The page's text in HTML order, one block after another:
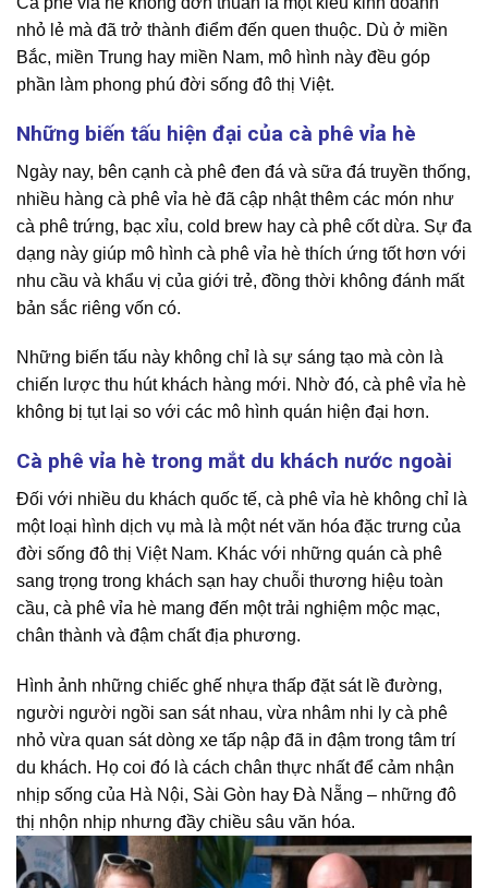
nhỏ lẻ mà đã trở thành điểm đến quen thuộc. Dù ở miền
Bắc, miền Trung hay miền Nam, mô hình này đều góp
phần làm phong phú đời sống đô thị Việt.
Những biến tấu hiện đại của cà phê vỉa hè
Ngày nay, bên cạnh cà phê đen đá và sữa đá truyền thống,
nhiều hàng cà phê vỉa hè đã cập nhật thêm các món như
cà phê trứng, bạc xỉu, cold brew hay cà phê cốt dừa. Sự đa
dạng này giúp mô hình cà phê vỉa hè thích ứng tốt hơn với
nhu cầu và khẩu vị của giới trẻ, đồng thời không đánh mất
bản sắc riêng vốn có.
Những biến tấu này không chỉ là sự sáng tạo mà còn là
chiến lược thu hút khách hàng mới. Nhờ đó, cà phê vỉa hè
không bị tụt lại so với các mô hình quán hiện đại hơn.
Cà phê vỉa hè trong mắt du khách nước ngoài
Đối với nhiều du khách quốc tế, cà phê vỉa hè không chỉ là
một loại hình dịch vụ mà là một nét văn hóa đặc trưng của
đời sống đô thị Việt Nam. Khác với những quán cà phê
sang trọng trong khách sạn hay chuỗi thương hiệu toàn
cầu, cà phê vỉa hè mang đến một trải nghiệm mộc mạc,
chân thành và đậm chất địa phương.
Hình ảnh những chiếc ghế nhựa thấp đặt sát lề đường,
người người ngồi san sát nhau, vừa nhâm nhi ly cà phê
nhỏ vừa quan sát dòng xe tấp nập đã in đậm trong tâm trí
du khách. Họ coi đó là cách chân thực nhất để cảm nhận
nhịp sống của Hà Nội, Sài Gòn hay Đà Nẵng – những đô
thị nhộn nhịp nhưng đầy chiều sâu văn hóa.